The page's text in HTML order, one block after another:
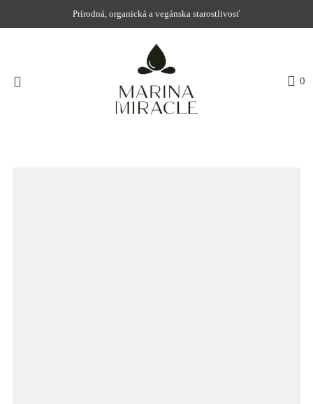
Prírodná, organická a vegánska starostlivosť
0
NAKUPOVAŤ